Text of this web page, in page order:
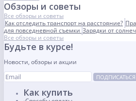
Обзоры и советы
Все обзоры и советы
Как отследить транспорт на расстояние?
для повседневной съемки Зарядки от
Все обзоры и советы
Будьте в курсе!
Новости, обзоры и акции
ПОДПИСАТЬСЯ
Как купить